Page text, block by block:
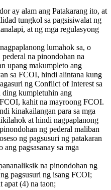
ay alam ang Patakarang ito, at
tungkol sa pagsisiwalat ng
at ng mga regulasyong
lumahok sa, o
na pinondohan na
upang makumpleto ang
sa FCOI, hindi alintana kung
ng Conflict of Interest sa
ding kumpletuhin ang
kahit na mayroong FCOI.
kinakailangan para sa mga
at hindi nagpaplanong
ng pederal maliban
ng pagsusuri ng patakaran
pagsasanay sa mga
na pinondohan ng
pagsusuri ng isang FCOI;
apat (4) na taon;